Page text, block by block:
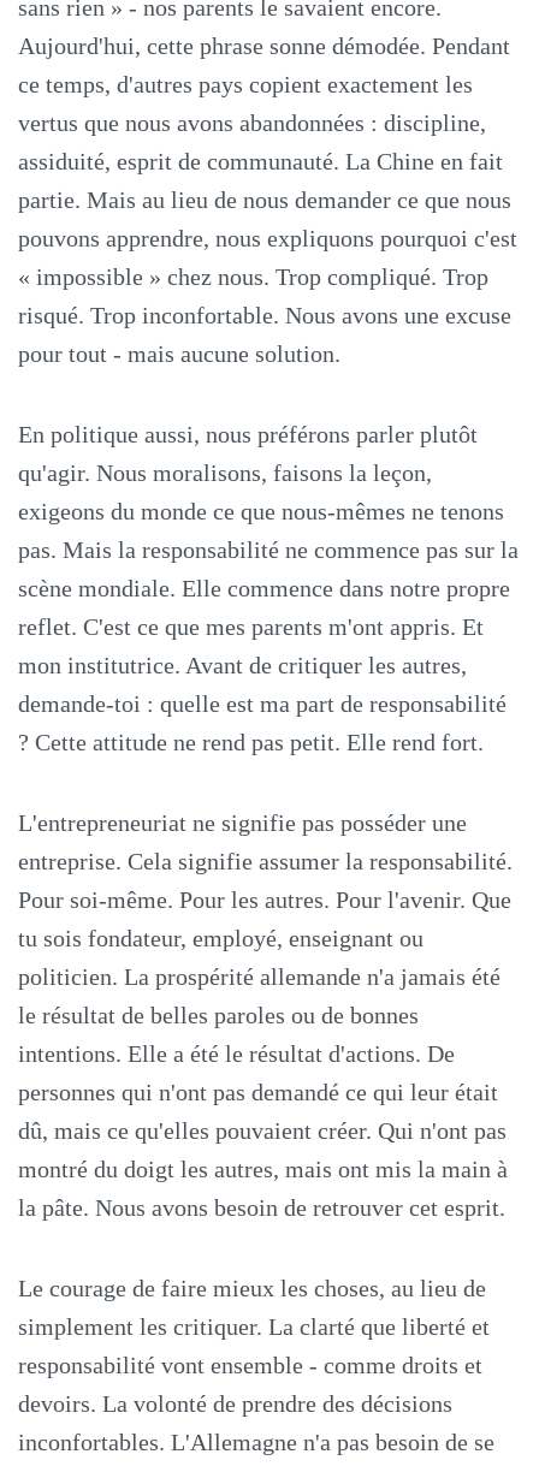
sans rien » - nos parents le savaient encore.
Aujourd'hui, cette phrase sonne démodée. Pendant
ce temps, d'autres pays copient exactement les
vertus que nous avons abandonnées : discipline,
assiduité, esprit de communauté. La Chine en fait
partie. Mais au lieu de nous demander ce que nous
pouvons apprendre, nous expliquons pourquoi c'est
« impossible » chez nous. Trop compliqué. Trop
risqué. Trop inconfortable. Nous avons une excuse
pour tout - mais aucune solution.
En politique aussi, nous préférons parler plutôt
qu'agir. Nous moralisons, faisons la leçon,
exigeons du monde ce que nous-mêmes ne tenons
pas. Mais la responsabilité ne commence pas sur la
scène mondiale. Elle commence dans notre propre
reflet. C'est ce que mes parents m'ont appris. Et
mon institutrice. Avant de critiquer les autres,
demande-toi : quelle est ma part de responsabilité
? Cette attitude ne rend pas petit. Elle rend fort.
L'entrepreneuriat ne signifie pas posséder une
entreprise. Cela signifie assumer la responsabilité.
Pour soi-même. Pour les autres. Pour l'avenir. Que
tu sois fondateur, employé, enseignant ou
politicien. La prospérité allemande n'a jamais été
le résultat de belles paroles ou de bonnes
intentions. Elle a été le résultat d'actions. De
personnes qui n'ont pas demandé ce qui leur était
dû, mais ce qu'elles pouvaient créer. Qui n'ont pas
montré du doigt les autres, mais ont mis la main à
la pâte. Nous avons besoin de retrouver cet esprit.
Le courage de faire mieux les choses, au lieu de
simplement les critiquer. La clarté que liberté et
responsabilité vont ensemble - comme droits et
devoirs. La volonté de prendre des décisions
inconfortables. L'Allemagne n'a pas besoin de se